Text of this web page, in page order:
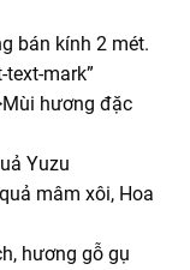
bán kính 2 mét.
mark”
hương đặc
Yuzu
mâm xôi, Hoa
hương gỗ gụ